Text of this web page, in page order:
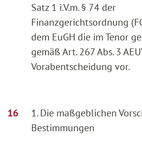
Satz 1 i.V.m. § 74 der
Finanzgerichtsordnung
dem EuGH die im Tenor
gemäß Art. 267 Abs. 3
Vorabentscheidung vor.
1. Die maßgeblichen
Bestimmungen